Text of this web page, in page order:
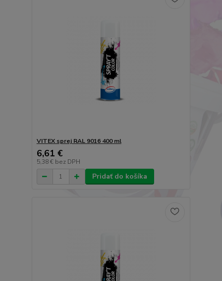
VITEX sprej RAL 9016 400 ml
6,61 €
5,38 € bez DPH
Pridať do košíka